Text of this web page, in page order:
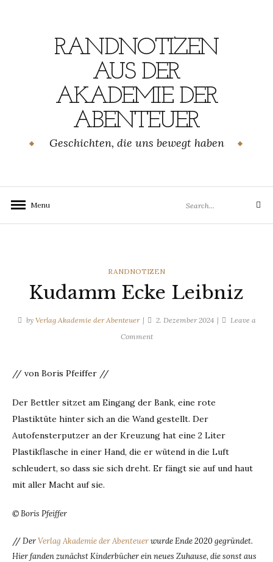
RANDNOTIZEN
AUS DER
AKADEMIE DER
ABENTEUER
Geschichten, die uns bewegt haben
Menu
for:
Search
CATEGORIES
RANDNOTIZEN
Kudamm Ecke Leibniz
by Verlag Akademie der Abenteuer 2. Dezember 2024
Leave a
Commenton
// von Boris Pfeiffer //
Der Bettler sitzet am Eingang der Bank, eine rote
Plastiktüte hinter sich an die Wand gestellt. Der
Autofensterputzer an der Kreuzung hat eine 2 Liter
Plastikflasche in einer Hand, die er wütend in die Luft
schleudert, so dass sie sich dreht. Er fängt sie auf und haut
mit aller Macht auf sie.
© Boris Pfeiffer
//DerVerlag Akademie der Abenteuerwurde Ende 2020 gegründet.
Hier fanden zunächst Kinderbücher ein neues Zuhause, die sonst aus